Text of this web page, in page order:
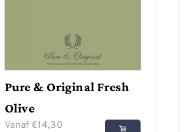
Pure & Original Fresh
Olive
Vanaf €14,30